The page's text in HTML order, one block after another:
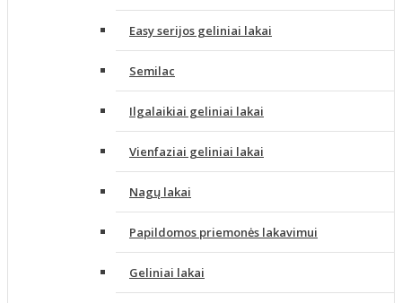
Easy serijos geliniai lakai
Semilac
Ilgalaikiai geliniai lakai
Vienfaziai geliniai lakai
Nagų lakai
Papildomos priemonės lakavimui
Geliniai lakai